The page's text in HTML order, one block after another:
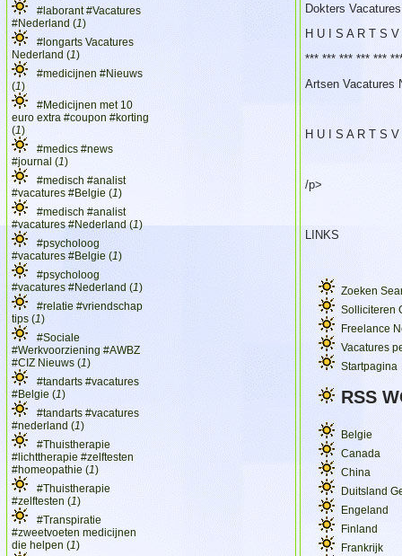
#laborant #Vacatures
#Nederland (1)
#longarts Vacatures
Nederland (1)
#medicijnen #Nieuws
(1)
#Medicijnen met 10
euro extra #coupon #korting
(1)
#medics #news
#journal (1)
#medisch #analist
#vacatures #Belgie (1)
#medisch #analist
#vacatures #Nederland (1)
#psycholoog
#vacatures #Belgie (1)
#psycholoog
#vacatures #Nederland (1)
#relatie #vriendschap
tips (1)
#Sociale
#Werkvoorziening #AWBZ
#CIZ Nieuws (1)
#tandarts #vacatures
#Belgie (1)
#tandarts #vacatures
#nederland (1)
#Thuistherapie
#lichttherapie #zelftesten
#homeopathie (1)
#Thuistherapie
#zelftesten (1)
#Transpiratie
#zweetvoeten medicijnen
die helpen (1)
Dokters
H U I S A R T S
*** *** *** *** ***
Artsen Vacatures
H U I S A R T S
/p>
LINKS
Zoeken
Solliciteren
Freelance
Vacatures
Startpagina
RSS
Belgie
Canada
China
Duitsland
Engeland
Finland
Frankrijk